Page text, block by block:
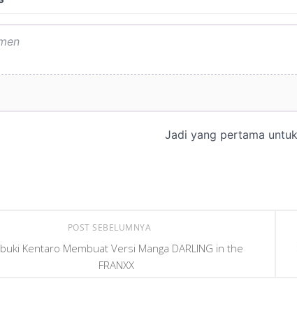
POST SEBELUMNYA
Kentaro Membuat Versi Manga DARLING in the
FRANXX